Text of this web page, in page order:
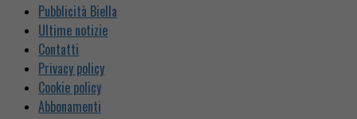
Pubblicità Biella
Ultime notizie
Contatti
Privacy policy
Cookie policy
Abbonamenti